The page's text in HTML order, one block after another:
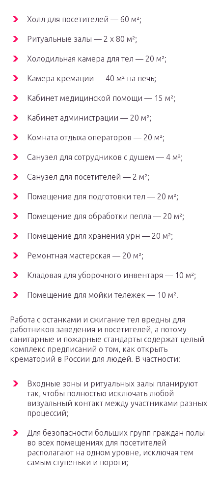
Холл для посетителей — 60 м²;
Ритуальные залы — 2 х 80 м²;
Холодильная камера для тел — 20 м²;
Камера кремации — 40 м² на печь;
Кабинет медицинской помощи — 15 м²;
Кабинет администрации — 20 м²;
Комната отдыха операторов — 20 м²;
Санузел для сотрудников с душем — 4 м²;
Санузел для посетителей — 2 м²;
Помещение для подготовки тел — 20 м²;
Помещение для обработки пепла — 20 м²;
Помещение для хранения урн — 20 м²;
Ремонтная мастерская — 20 м²;
Кладовая для уборочного инвентаря — 10 м²;
Помещение для мойки тележек — 10 м².
Работа с останками и сжигание тел вредны для
работников заведения и посетителей, а потому
санитарные и пожарные стандарты содержат целый
комплекс предписаний о том, как открыть
крематорий в России для людей. В частности:
Входные зоны и ритуальных залы планируют
так, чтобы полностью исключать любой
визуальный контакт между участниками разных
процессий;
Для безопасности больших групп граждан полы
во всех помещениях для посетителей
располагают на одном уровне, исключая тем
самым ступеньки и пороги;